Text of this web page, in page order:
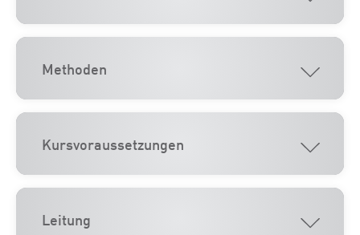
Methoden
Kursvoraussetzungen
Leitung